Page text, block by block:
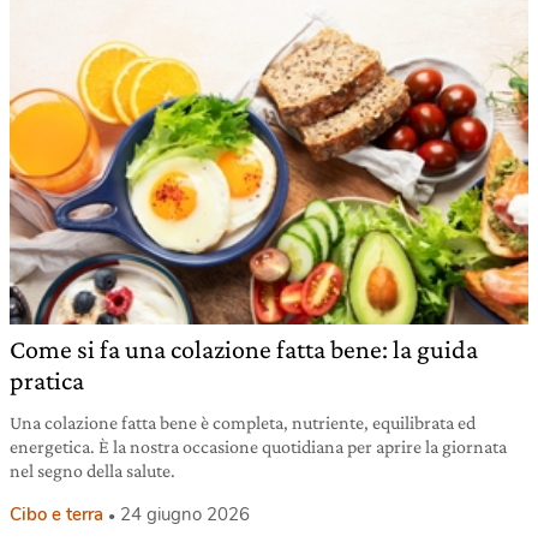
Come si fa una colazione fatta bene: la guida
pratica
Una colazione fatta bene è completa, nutriente, equilibrata ed
energetica. È la nostra occasione quotidiana per aprire la giornata
nel segno della salute.
Cibo e terra 24 giugno 2026